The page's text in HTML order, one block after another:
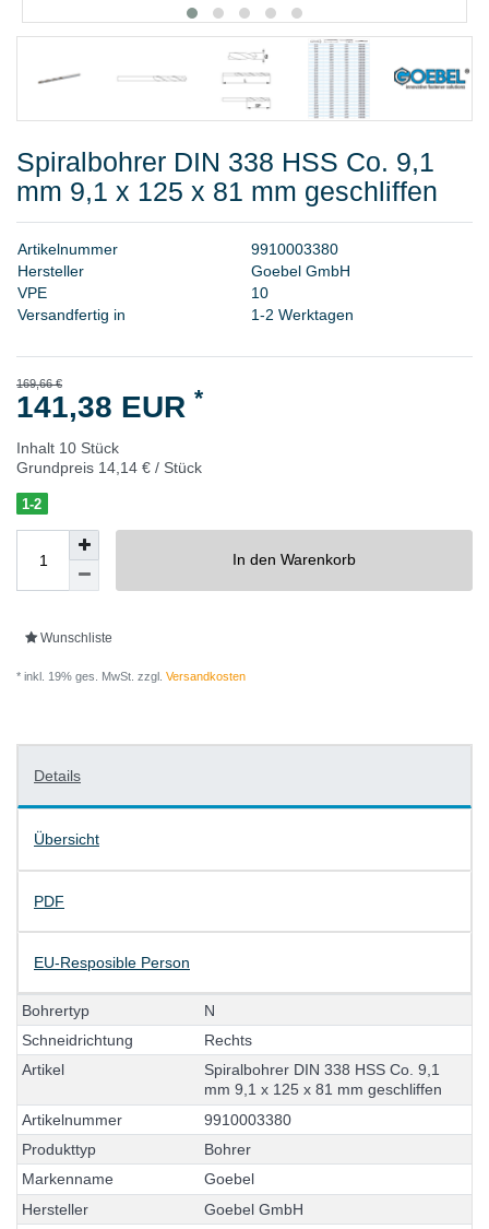
FAQ - Häufig gestellte Fragen
Spiralbohrer DIN 338 HSS Co. 9,1
mm 9,1 x 125 x 81 mm geschliffen
Artikelnummer 9910003380
Hersteller Goebel GmbH
VPE 10
Versandfertig in
1-2 Werktagen
169,66 €
141,38 EUR *
Inhalt 10 Stück
Grundpreis 14,14 € / Stück
1-2
In den Warenkorb
Wunschliste
* inkl. 19% ges. MwSt. zzgl. Versandkosten
Details
Übersicht
PDF
EU-Resposible Person
Bohrertyp
N
Schneidrichtung Rechts
Artikel Spiralbohrer DIN 338 HSS Co. 9,1
mm 9,1 x 125 x 81 mm geschliffen
Artikelnummer 9910003380
Produkttyp Bohrer
Markenname Goebel
Hersteller Goebel GmbH